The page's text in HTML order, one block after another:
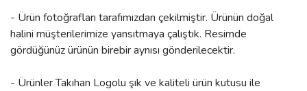
- Ürün fotoğrafları tarafımızdan çekilmiştir. Ürünün doğal
halini müşterilerimize yansıtmaya çalıştık. Resimde
gördüğünüz ürünün birebir aynısı gönderilecektir.
- Ürünler Takıhan Logolu şık ve kaliteli ürün kutusu ile